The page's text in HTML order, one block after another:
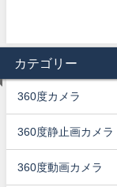
カテゴリー
360度カメラ
360度静止画カメラ
360度動画カメラ